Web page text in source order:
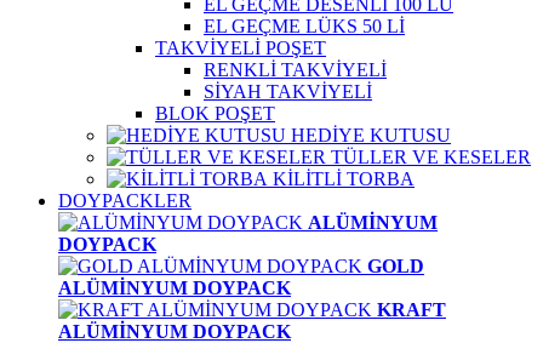
EL GEÇME DESENLİ 100 LÜ
EL GEÇME LÜKS 50 Lİ
TAKVİYELİ POŞET
RENKLİ TAKVİYELİ
SİYAH TAKVİYELİ
BLOK POŞET
HEDİYE KUTUSU
TÜLLER VE KESELER
KİLİTLİ TORBA
DOYPACKLER
ALÜMİNYUM
DOYPACK
GOLD
ALÜMİNYUM DOYPACK
KRAFT
ALÜMİNYUM DOYPACK